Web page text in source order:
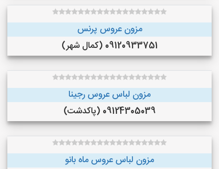
مزون عروس پرنس
09120933751 (کمال شهر)
مزون لباس عروس رجینا
09124305039 (پاکدشت)
مزون لباس عروس ماه بانو